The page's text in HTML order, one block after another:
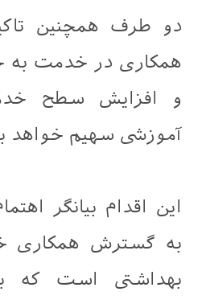
دو طرف همچنین
همکاری در خدمت به
و افزایش سطح
آموزشی سهیم خواهد
این اقدام بیانگر
به گسترش همکاری
بهداشتی است که